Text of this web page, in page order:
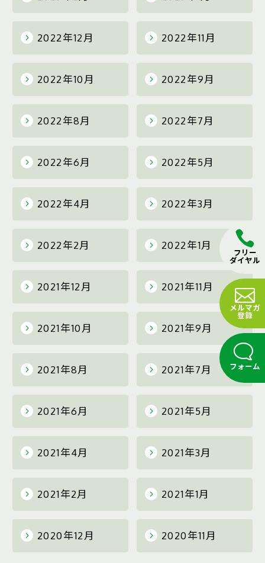
フリー
ダイヤル
メルマガ
登録
フォーム
2022年12月 2022年11月
2022年10月 2022年9月
2022年8月 2022年7月
2022年6月 2022年5月
2022年4月 2022年3月
2022年2月 2022年1月
2021年12月 2021年11月
2021年10月 2021年9月
2021年8月 2021年7月
2021年6月 2021年5月
2021年4月 2021年3月
2021年2月 2021年1月
2020年12月 2020年11月